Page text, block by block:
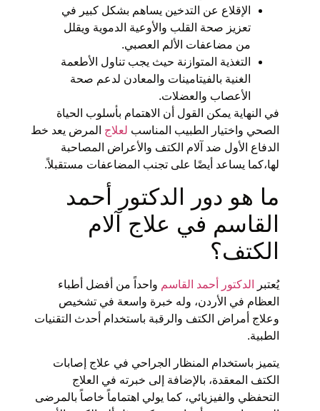
الإقلاع عن التدخين يساهم بشكل كبير في
تعزيز صحة القلب والأوعية الدموية ويقلل
من مضاعفات الألم العصبي.
التغذية المتوازنة حيث يجب تناول الأطعمة
الغنية بالفيتامينات والمعادن لدعم صحة
الأعصاب والعضلات.
في النهاية يمكن القول أن الاهتمام بأسلوب الحياة
الصحي واختيار الطبيب المناسب لعلاج المرض يعد خط
الدفاع الأول ضد آلام الكتف والأعراض المصاحبة
لها،كما يساعد أيضًا على تجنب المضاعفات مستقبلاً.
ما هو دور الدكتور أحمد
القاسم في علاج آلام
الكتف؟
يُعتبر الدكتور أحمد القاسم واحداً من أفضل أطباء
العظام في الأردن، وله خبرة واسعة في تشخيص
وعلاج أمراض الكتف والرقبة باستخدام أحدث التقنيات
الطبية.
يتميز باستخدام المنظار الجراحي في علاج إصابات
الكتف المعقدة، بالإضافة إلى خبرته في العلاج
التحفظي والفيزيائي، كما يولي اهتماماً خاصاً بالمرضى